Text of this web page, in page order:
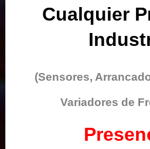
Cualquier
(Sensores,
Variadores de